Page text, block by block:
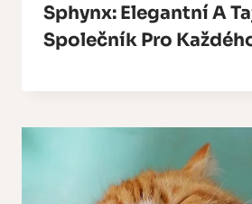
Sphynx: Elegantní A
Společník Pro